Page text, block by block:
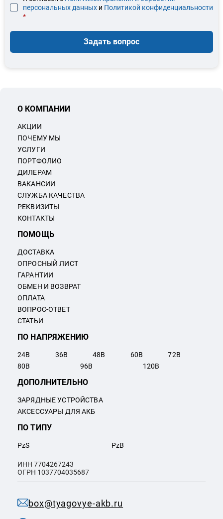
персональных данных и Политикой конфиденциальности
*
Задать вопрос
box@tyagovye-akb.ru
О КОМПАНИИ
АКЦИИ
ПОЧЕМУ МЫ
УСЛУГИ
ПОРТФОЛИО
ДИЛЕРАМ
ВАКАНСИИ
СЛУЖБА КАЧЕСТВА
РЕКВИЗИТЫ
КОНТАКТЫ
ПОМОЩЬ
ДОСТАВКА
ОПРОСНЫЙ ЛИСТ
ГАРАНТИИ
ОБМЕН И ВОЗВРАТ
ОПЛАТА
ВОПРОС-ОТВЕТ
СТАТЬИ
ПО НАПРЯЖЕНИЮ
24В 36В 48В 60В 72В
80В 96В 120В
ПО ТИПУ
PzS PzB
ДОПОЛНИТЕЛЬНО
ЗАРЯДНЫЕ УСТРОЙСТВА
АКСЕССУАРЫ ДЛЯ АКБ
ИНН 7704267243
ОГРН 1037704035687